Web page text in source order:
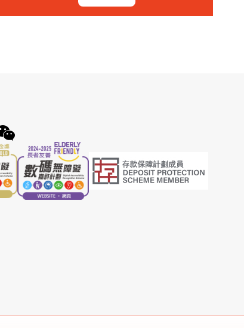
啟動你的多
換狀態。